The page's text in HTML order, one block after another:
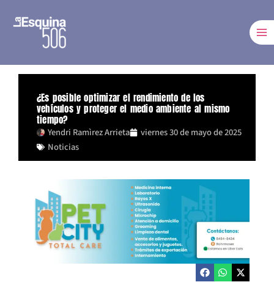
¿Es posible optimizar el rendimiento de los
vehículos y proteger el medio ambiente al mismo
tiempo?
Yendri Ramìrez Arrieta
viernes 30 de mayo de 2025
Noticias